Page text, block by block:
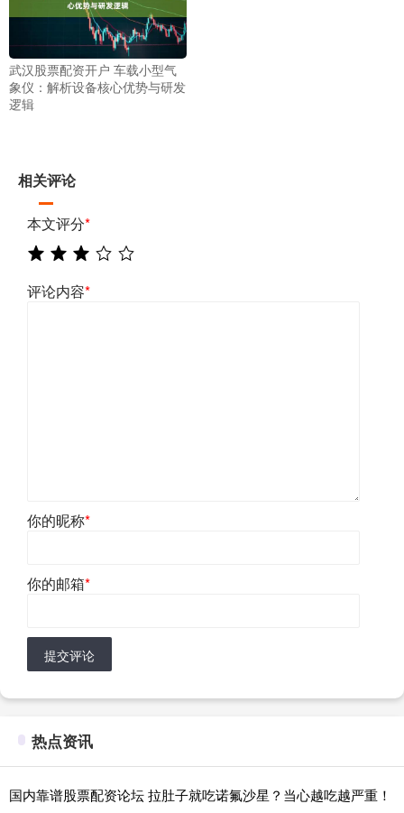
武汉股票配资开户 车载小型气
象仪：解析设备核心优势与研发
逻辑
相关评论
本文评分*
评论内容*
你的昵称*
你的邮箱*
提交评论
热点资讯
国内靠谱股票配资论坛 拉肚子就吃诺氟沙星？当心越吃越严重！